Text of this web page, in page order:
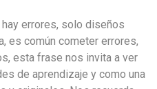
errores, solo diseños
es común cometer errores,
esta frase nos invita a ver
de aprendizaje y como una